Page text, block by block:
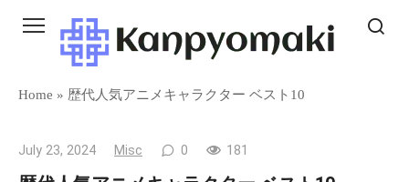
Home » 歴代人気アニメキャラクター ベスト10
July 23, 2024 Misc 0 181